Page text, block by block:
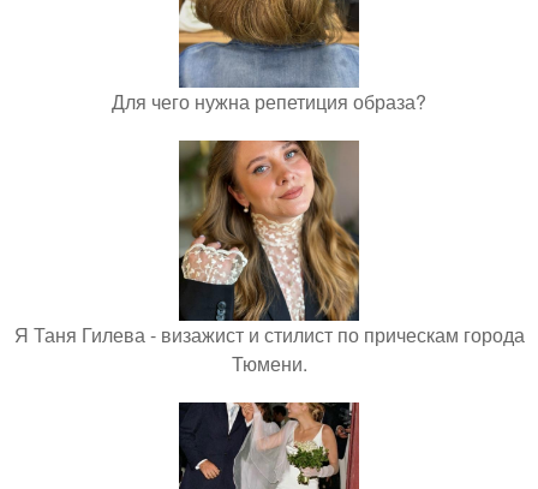
Для чего нужна репетиция образа?
Я Таня Гилева - визажист и стилист по прическам города
Тюмени.